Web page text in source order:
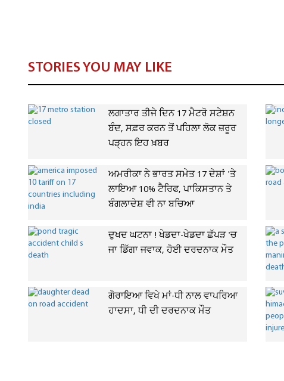
STORIES YOU MAY LIKE
ਲਗਾਤਾਰ ਤੀਜੇ ਦਿਨ 17 ਮੈਟਰੋ ਸਟੇਸ਼ਨ
ਬੰਦ, ਸਫ਼ਰ ਕਰਨ ਤੋਂ ਪਹਿਲਾ ਲੋਕ ਜ਼ਰੂਰ
ਪੜ੍ਹਨ ਇਹ ਖ਼ਬਰ
ਅਮਰੀਕਾ ਨੇ ਭਾਰਤ ਸਮੇਤ 17 ਦੇਸ਼ਾਂ 'ਤੇ
ਲਾਇਆ 10% ਟੈਰਿਫ, ਪਾਕਿਸਤਾਨ ਤੇ
ਬੰਗਲਾਦੇਸ਼ ਵੀ ਨਾ ਬਚਿਆ
ਦੁਖਦ ਘਟਨਾ ! ਖੇਡਦਾ-ਖੇਡਦਾ ਛੱਪੜ 'ਚ
ਜਾ ਡਿੱਗਾ ਜਵਾਕ, ਹੋਈ ਦਰਦਨਾਕ ਮੌਤ
ਗੋਰਾਇਆ ਵਿਖੇ ਮਾਂ-ਧੀ ਨਾਲ ਵਾਪਰਿਆ
ਹਾਦਸਾ, ਧੀ ਦੀ ਦਰਦਨਾਕ ਮੌਤ